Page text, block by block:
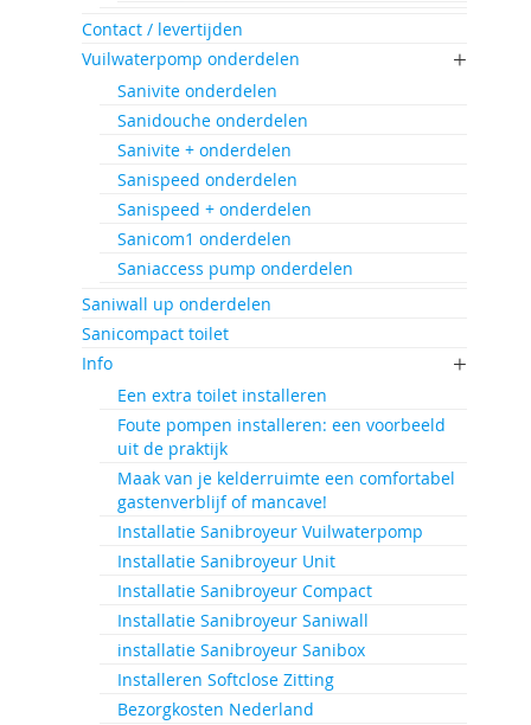
Contact / levertijden
Vuilwaterpomp onderdelen
Sanivite onderdelen
Sanidouche onderdelen
Sanivite + onderdelen
Sanispeed onderdelen
Sanispeed + onderdelen
Sanicom1 onderdelen
Saniaccess pump onderdelen
Saniwall up onderdelen
Sanicompact toilet
Info
Een extra toilet installeren
Foute pompen installeren: een voorbeeld
uit de praktijk
Maak van je kelderruimte een comfortabel
gastenverblijf of mancave!
Installatie Sanibroyeur Vuilwaterpomp
Installatie Sanibroyeur Unit
Installatie Sanibroyeur Compact
Installatie Sanibroyeur Saniwall
installatie Sanibroyeur Sanibox
Installeren Softclose Zitting
Bezorgkosten Nederland